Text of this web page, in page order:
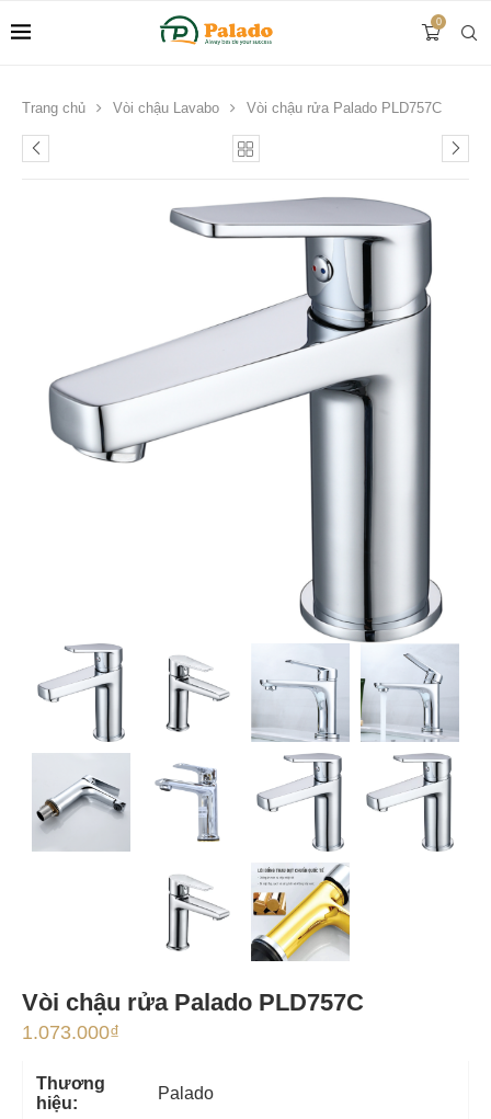
0
Trang chủ Vòi chậu Lavabo Vòi chậu rửa Palado PLD757C
Vòi chậu rửa Palado PLD757C
1.073.000₫
Thương
hiệu:
Palado